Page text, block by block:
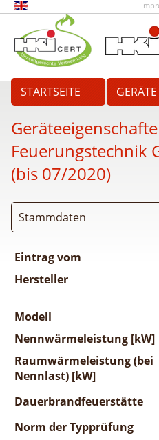
STARTSEITE GERÄTE
Feuerungstechnik
(bis 07/2020)
Stammdaten
Eintrag vom
Hersteller
Modell
Nennwärmeleistung [kW]
Raumwärmeleistung (bei
Nennlast) [kW]
Dauerbrandfeuerstätte
Norm der Typprüfung